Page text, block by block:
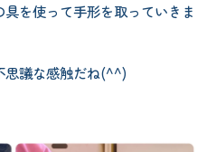
を使って手形を取っていきま
思議な感触だね(^^)